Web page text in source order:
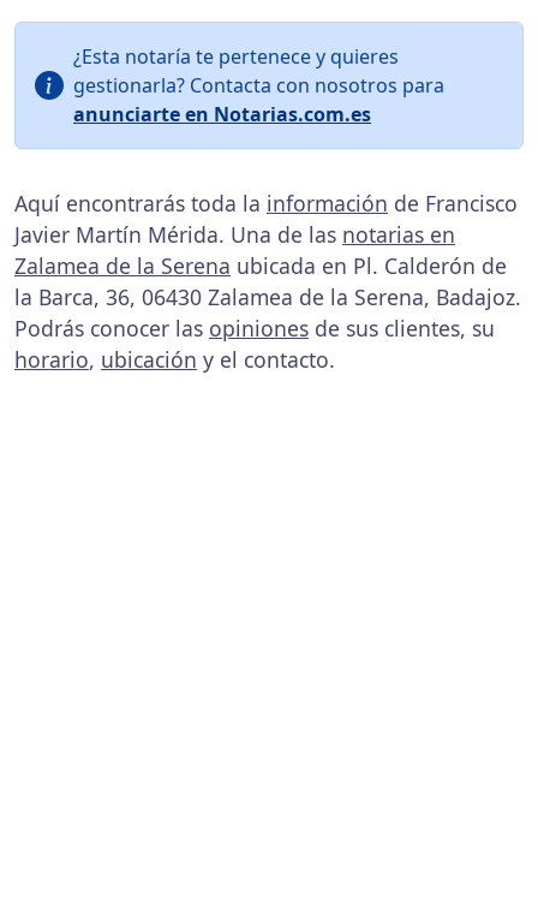
¿Esta notaría te pertenece y quieres
gestionarla? Contacta con nosotros para
anunciarte en Notarias.com.es
Aquí encontrarás toda la información de Francisco
Javier Martín Mérida. Una de las notarias en
Zalamea de la Serena ubicada en Pl. Calderón de
la Barca, 36, 06430 Zalamea de la Serena, Badajoz.
Podrás conocer las opiniones de sus clientes, su
horario, ubicación y el contacto.